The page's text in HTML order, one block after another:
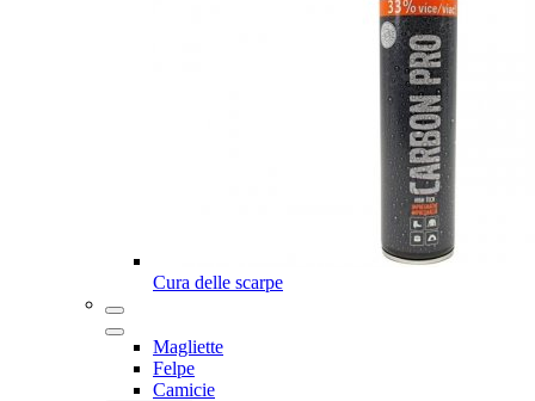
Cura delle scarpe
Magliette
Felpe
Camicie